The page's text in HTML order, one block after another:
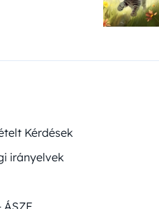
Kérdések
irányelvek